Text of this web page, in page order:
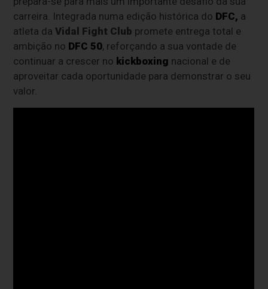
carreira. Integrada numa edição histórica do DFC, a
atleta daVidal Fight Club promete entrega total e
ambição no DFC 50, reforçando a sua vontade de
continuar a crescer no kickboxing nacional e de
aproveitar cada oportunidade para demonstrar o seu
valor.